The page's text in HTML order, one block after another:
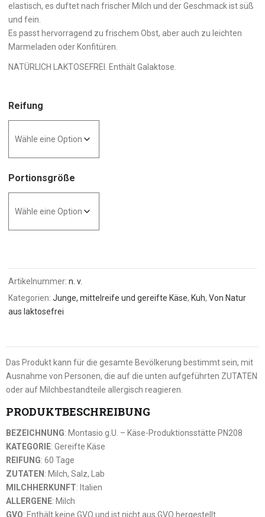
elastisch, es duftet nach frischer Milch und der Geschmack ist süß
und fein.
Es passt hervorragend zu frischem Obst, aber auch zu leichten
Marmeladen oder Konfitüren.
NATÜRLICH LAKTOSEFREI. Enthält Galaktose.
Reifung
Portionsgröße
Artikelnummer:n. v.
Kategorien:Junge, mittelreife und gereifte Käse, Kuh,Von Natur
aus laktosefrei
Das Produkt kann für die gesamte Bevölkerung bestimmt sein, mit
Ausnahme von Personen, die auf die unten aufgeführten ZUTATEN
oder auf Milchbestandteile allergisch reagieren.
PRODUKTBESCHREIBUNG
BEZEICHNUNG: Montasio g.U. – Käse-Produktionsstätte PN208
KATEGORIE: Gereifte Käse
REIFUNG: 60 Tage
ZUTATEN : Milch, Salz, Lab
MILCHHERKUNFT: Italien
ALLERGENE: Milch
GVO: Enthält keine GVO und ist nicht aus GVO hergestellt